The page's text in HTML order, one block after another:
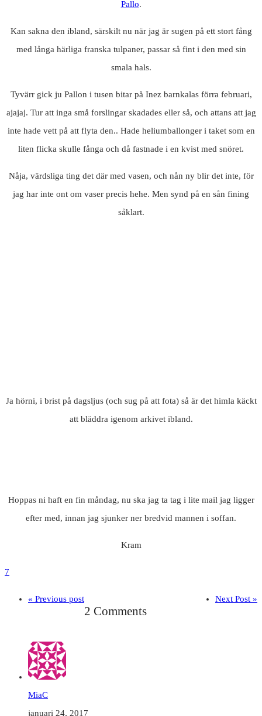
Pallo.
Kan sakna den ibland, särskilt nu när jag är sugen på ett stort fång
med långa härliga franska tulpaner, passar så fint i den med sin
smala hals.
Tyvärr gick ju Pallon i tusen bitar på Inez barnkalas förra februari,
ajajaj. Tur att inga små forslingar skadades eller så, och attans att jag
inte hade vett på att flyta den.. Hade heliumballonger i taket som en
liten flicka skulle fånga och då fastnade i en kvist med snöret.
Nåja, värdsliga ting det där med vasen, och nån ny blir det inte, för
jag har inte ont om vaser precis hehe. Men synd på en sån fining
såklart.
Ja hörni, i brist på dagsljus (och sug på att fota) så är det himla käckt
att bläddra igenom arkivet ibland.
Hoppas ni haft en fin måndag, nu ska jag ta tag i lite mail jag ligger
efter med, innan jag sjunker ner bredvid mannen i soffan.
Kram
7
« Previous post Next Post »
2 Comments
MiaC
januari 24, 2017